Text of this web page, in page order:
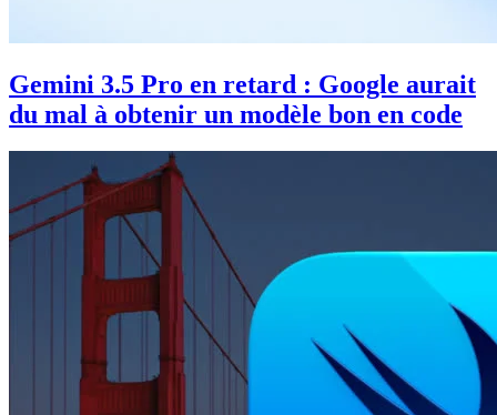
Gemini 3.5 Pro en retard : Google aurait
du mal à obtenir un modèle bon en code